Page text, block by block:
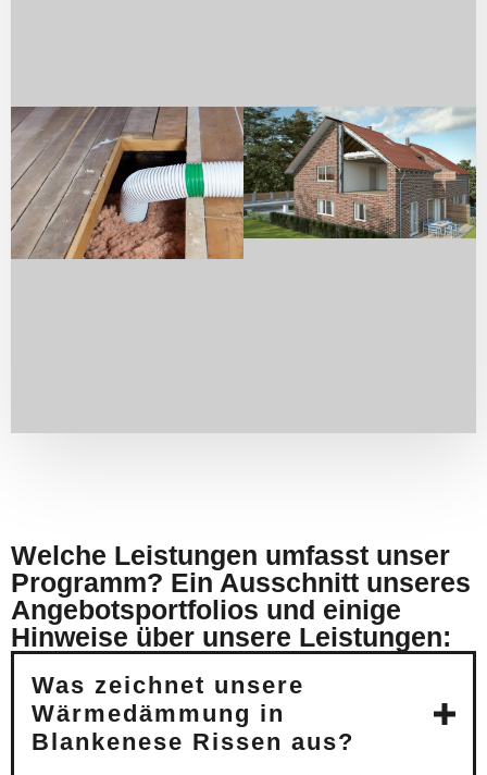
Welche Leistungen umfasst unser
Programm? Ein Ausschnitt unseres
Angebotsportfolios und einige
Hinweise über unsere Leistungen:
Was zeichnet unsere
Wärmedämmung in
Blankenese Rissen aus?